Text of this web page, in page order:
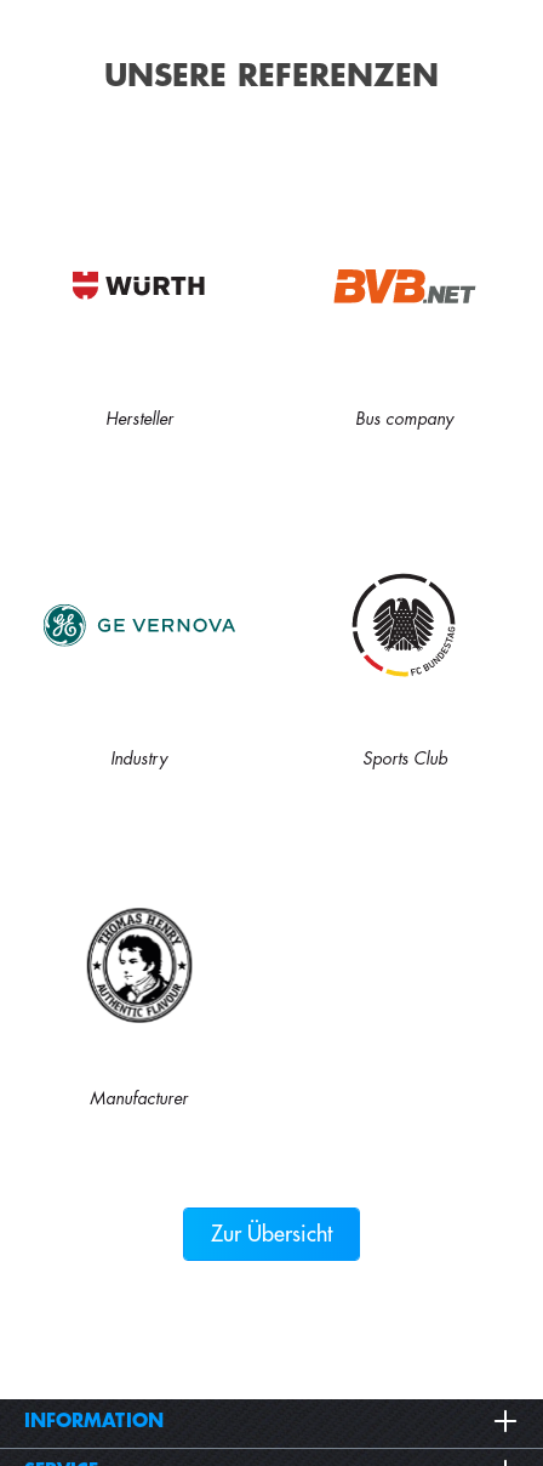
UNSERE REFERENZEN
Hersteller Bus company
Industry Sports Club
Manufacturer
Zur Übersicht
INFORMATION